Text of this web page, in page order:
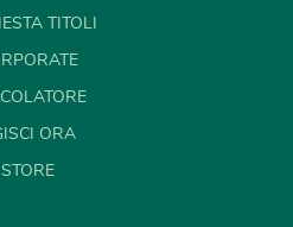
TITOLI
ORA
STORE